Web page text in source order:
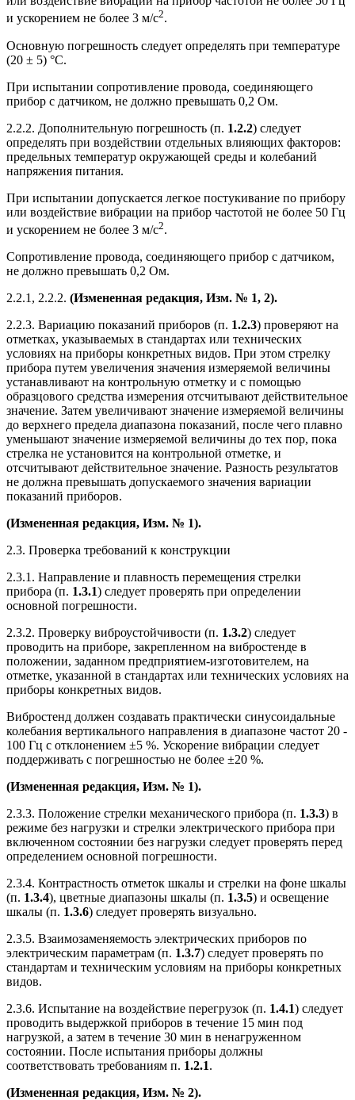
и ускорением не более 3 м/с2.
Основную погрешность следует определять при температуре
(20 ± 5) °С.
При испытании сопротивление провода, соединяющего
прибор с датчиком, не должно превышать 0,2 Ом.
2.2.2. Дополнительную погрешность (п. 1.2.2) следует
определять при воздействии отдельных влияющих факторов:
предельных температур окружающей среды и колебаний
напряжения питания.
При испытании допускается легкое постукивание по прибору
или воздействие вибрации на прибор частотой не более 50 Гц
и ускорением не более 3 м/с2.
Сопротивление провода, соединяющего прибор с датчиком,
не должно превышать 0,2 Ом.
2.2.1, 2.2.2. (Измененная редакция, Изм. № 1, 2).
2.2.3. Вариацию показаний приборов (п. 1.2.3) проверяют на
отметках, указываемых в стандартах или технических
условиях на приборы конкретных видов. При этом стрелку
прибора путем увеличения значения измеряемой величины
устанавливают на контрольную отметку и с помощью
образцового средства измерения отсчитывают действительное
значение. Затем увеличивают значение измеряемой величины
до верхнего предела диапазона показаний, после чего плавно
уменьшают значение измеряемой величины до тех пор, пока
стрелка не установится на контрольной отметке, и
отсчитывают действительное значение. Разность результатов
не должна превышать допускаемого значения вариации
показаний приборов.
(Измененная редакция, Изм. № 1).
2.3. Проверка требований к конструкции
2.3.1. Направление и плавность перемещения стрелки
прибора (п. 1.3.1) следует проверять при определении
основной погрешности.
2.3.2. Проверку виброустойчивости (п. 1.3.2) следует
проводить на приборе, закрепленном на вибростенде в
положении, заданном предприятием-изготовителем, на
отметке, указанной в стандартах или технических условиях на
приборы конкретных видов.
Вибростенд должен создавать практически синусоидальные
колебания вертикального направления в диапазоне частот 20 -
100 Гц с отклонением ±5 %. Ускорение вибрации следует
поддерживать с погрешностью не более ±20 %.
(Измененная редакция, Изм. № 1).
2.3.3. Положение стрелки механического прибора (п. 1.3.3) в
режиме без нагрузки и стрелки электрического прибора при
включенном состоянии без нагрузки следует проверять перед
определением основной погрешности.
2.3.4. Контрастность отметок шкалы и стрелки на фоне шкалы
(п. 1.3.4), цветные диапазоны шкалы (п. 1.3.5) и освещение
шкалы (п. 1.3.6) следует проверять визуально.
2.3.5. Взаимозаменяемость электрических приборов по
электрическим параметрам (п. 1.3.7) следует проверять по
стандартам и техническим условиям на приборы конкретных
видов.
2.3.6. Испытание на воздействие перегрузок (п. 1.4.1) следует
проводить выдержкой приборов в течение 15 мин под
нагрузкой, а затем в течение 30 мин в ненагруженном
состоянии. После испытания приборы должны
соответствовать требованиям п. 1.2.1.
(Измененная редакция, Изм. № 2).